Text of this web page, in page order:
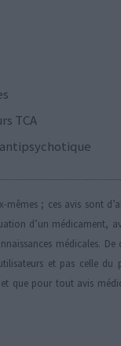
TCA
; ces avis sont
d’un médicament,
médicales.
et pas celle du
et que pour tout avis